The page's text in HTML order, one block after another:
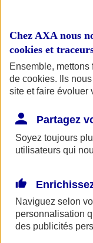
Chez AXA nous
cookies et
Ensemble,
de cookies. Ils
site et faire évoluer
Partagez
Soyez toujours
utilisateurs qui
Naviguez selon
personnalisation
des publicités